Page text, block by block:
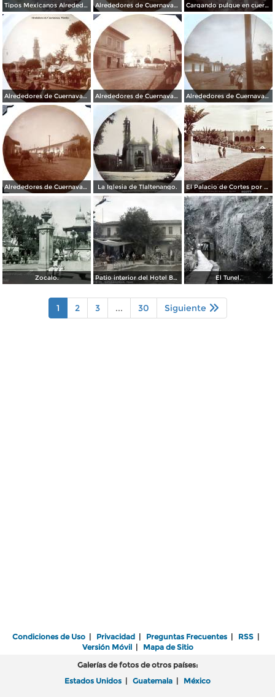
Tipos Mexicanos Alrededores de Cuernavaca Morelos.. Alrededores de Cuernavaca Morelos. Cargando pulque en cueros de puerco Alrededores de Cuernavaca Morelos.
Alrededores de Cuernavaca Morelos. Alrededores de Cuernavaca Morelos. Alrededores de Cuernavaca Morelos.
Alrededores de Cuernavaca Morelos. La Iglesia de Tlaltenango. El Palacio de Cortes por el Fotógrafo Windfield Scott.
Zocalo. Patio interior del Hotel Banos y Lido, El Tunel.
1 2 3 ... 30 Siguiente
Condiciones de Uso | Privacidad | Preguntas Frecuentes | RSS |
Versión Móvil| Mapa de Sitio
Galerías de fotos de otros países:
Estados Unidos | Guatemala | México